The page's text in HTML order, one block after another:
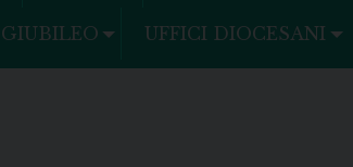
GIUBILEO UFFICI DIOCESANI